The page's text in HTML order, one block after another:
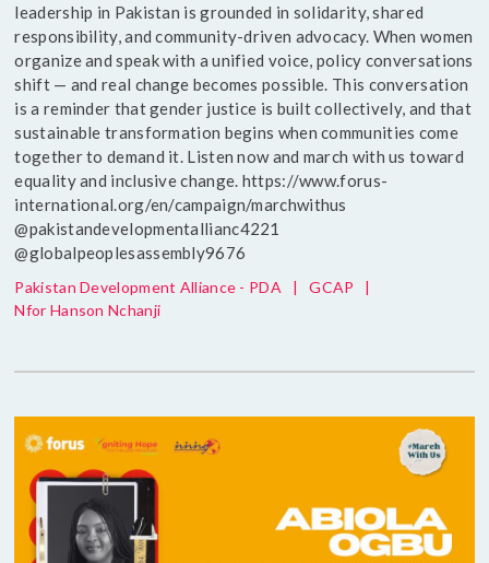
leadership in Pakistan is grounded in solidarity, shared
responsibility, and community-driven advocacy. When women
organize and speak with a unified voice, policy conversations
shift — and real change becomes possible. This conversation
is a reminder that gender justice is built collectively, and that
sustainable transformation begins when communities come
together to demand it. Listen now and march with us toward
equality and inclusive change. https://www.forus-
international.org/en/campaign/marchwithus
@pakistandevelopmentallianc4221
@globalpeoplesassembly9676
Pakistan Development Alliance - PDA | GCAP
|
Nfor Hanson Nchanji